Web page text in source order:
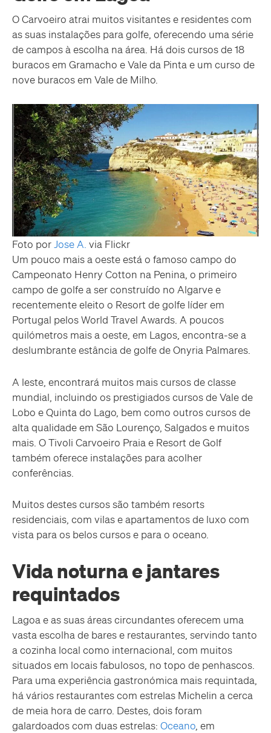
O Carvoeiro atrai muitos visitantes e residentes com
as suas instalações para golfe, oferecendo uma série
de campos à escolha na área. Há dois cursos de 18
buracos em Gramacho e Vale da Pinta e um curso de
nove buracos em Vale de Milho.
Foto porJose A. via Flickr
Um pouco mais a oeste está o famoso campo do
Campeonato Henry Cotton na Penina, o primeiro
campo de golfe a ser construído no Algarve e
recentemente eleito o Resort de golfe líder em
Portugal pelos World Travel Awards. A poucos
quilómetros mais a oeste, em Lagos, encontra-se a
deslumbrante estância de golfe de Onyria Palmares.
A leste, encontrará muitos mais cursos de classe
mundial, incluindo os prestigiados cursos de Vale de
Lobo e Quinta do Lago, bem como outros cursos de
alta qualidade em São Lourenço, Salgados e muitos
mais. O Tivoli Carvoeiro Praia e Resort de Golf
também oferece instalações para acolher
conferências.
Muitos destes cursos são também resorts
residenciais, com vilas e apartamentos de luxo com
vista para os belos cursos e para o oceano.
Vida noturna e jantares
requintados
Lagoa e as suas áreas circundantes oferecem uma
vasta escolha de bares e restaurantes, servindo tanto
a cozinha local como internacional, com muitos
situados em locais fabulosos, no topo de penhascos.
Para uma experiência gastronómica mais requintada,
há vários restaurantes com estrelas Michelin a cerca
de meia hora de carro. Destes, dois foram
galardoados com duas estrelas: Oceano , em